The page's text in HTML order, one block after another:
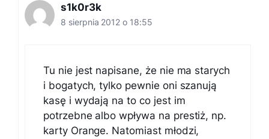
s1k0r3k
8 sierpnia 2012 o 18:55
Tu nie jest napisane, że nie ma starych
i bogatych, tylko pewnie oni szanują
kasę i wydają na to co jest im
potrzebne albo wpływa na prestiż, np.
karty Orange. Natomiast młodzi,